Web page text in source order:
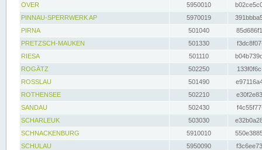
OVER
5950010
PINNAU-SPERRWERK AP
5970019
PIRNA
501040
PRETZSCH-MAUKEN
501330
RIESA
501110
ROGÄTZ
502250
ROSSLAU
501490
ROTHENSEE
502210
SANDAU
502430
SCHARLEUK
503030
SCHNACKENBURG
5910010
SCHULAU
5950090